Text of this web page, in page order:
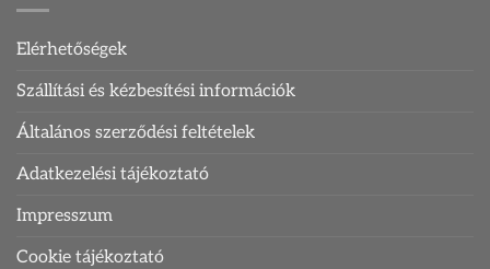
Elérhetőségek
Szállítási és kézbesítési információk
Általános szerződési feltételek
Adatkezelési tájékoztató
Impresszum
Cookie tájékoztató